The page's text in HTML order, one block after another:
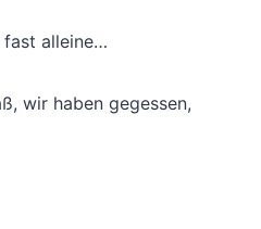
fast alleine…
wir haben gegessen,